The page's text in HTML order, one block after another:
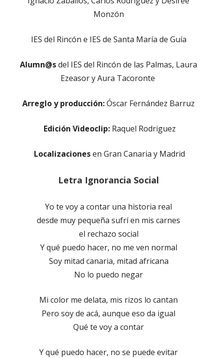
Monzón
IES del Rincón e IES de Santa María de Guía
Alumn@sdel IES del Rincón de las Palmas, Laura
Ezeasor y Aura Tacoronte
Arreglo y producción:Óscar Fernández Barruz
Edición Videoclip:Raquel Rodriguez
Localizacionesen Gran Canaria y Madrid
Letra Ignorancia Social
Yo te voy a contar una historia real
desde muy pequeña sufrí en mis carnes
el rechazo social
Y qué puedo hacer, no me ven normal
Soy mitad canaria, mitad africana
No lo puedo negar
Mi color me delata, mis rizos lo cantan
Pero soy de acá, aunque eso da igual
Qué te voy a contar
Y qué puedo hacer, no se puede evitar